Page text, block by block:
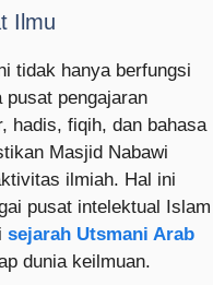
Ilmu
tidak hanya berfungsi
pusat pengajaran
hadis, fiqih, dan bahasa
Masjid Nabawi
ilmiah. Hal ini
pusat intelektual Islam
sejarah Utsmani Arab
dunia keilmuan.